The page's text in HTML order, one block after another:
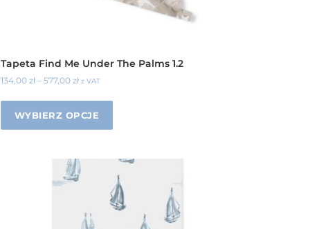
Tapeta Find Me Under The Palms 1.2
134,00 zł– 577,00 zł z VAT
WYBIERZ OPCJE